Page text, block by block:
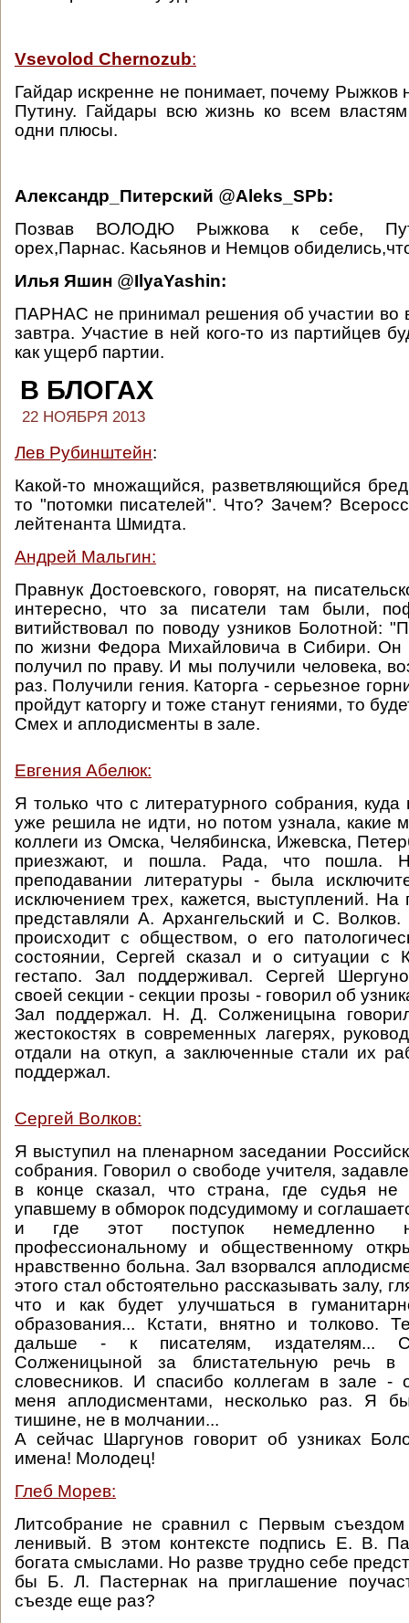
Vsevolod Chernozub:
Гайдар искренне не понимает, почему Рыжков
Путину. Гайдары всю жизнь ко всем
одни плюсы.
Александр_Питерский ‏@Aleks_SPb:
Позвав ВОЛОДЮ Рыжкова к себе,
орех,Парнас. Касьянов и Немцов
Илья Яшин ‏@IlyaYashin:
ПАРНАС не принимал решения об участии во
завтра. Участие в ней кого-то из партийцев
как ущерб партии.
В БЛОГАХ
22 НОЯБРЯ 2013
Лев Рубинштейн:
Какой-то множащийся, разветвляющийся
то "потомки писателей". Что? Зачем?
лейтенанта Шмидта.
Андрей Мальгин:
Правнук Достоевского, говорят, на
интересно, что за писатели там были,
витийствовал по поводу узников Болотной:
по жизни Федора Михайловича в Сибири. Он
получил по праву. И мы получили человека,
раз. Получили гения. Каторга - серьезное
пройдут каторгу и тоже станут гениями, то
Смех и аплодисменты в зале.
Евгения Абелюк:
Я только что с литературного собрания,
уже решила не идти, но потом узнала, какие
коллеги из Омска, Челябинска, Ижевска,
приезжают, и пошла. Рада, что пошла.
преподавании литературы - была
исключением трех, кажется, выступлений.
представляли А. Архангельский и С.
происходит с обществом, о его
состоянии, Сергей сказал и о ситуации с
гестапо. Зал поддерживал. Сергей
своей секции - секции прозы - говорил об
Зал поддержал. Н. Д. Солженицына
жестокостях в современных лагерях,
отдали на откуп, а заключенные стали их
поддержал.
Сергей Волков:
Я выступил на пленарном заседании
собрания. Говорил о свободе учителя,
в конце сказал, что страна, где судья не
упавшему в обморок подсудимому и
и где этот поступок немедленно
профессиональному и общественному
нравственно больна. Зал взорвался
этого стал обстоятельно рассказывать залу,
что и как будет улучшаться в
образования... Кстати, внятно и толково.
дальше - к писателям, издателям...
Солженицыной за блистательную речь в
словесников. И спасибо коллегам в зале -
меня аплодисментами, несколько раз. Я
тишине, не в молчании...
А сейчас Шаргунов говорит об узниках
имена! Молодец!
Глеб Морев:
Литсобрание не сравнил с Первым съездом
ленивый. В этом контексте подпись Е. В.
богата смыслами. Но разве трудно себе
бы Б. Л. Пастернак на приглашение
съезде еще раз?